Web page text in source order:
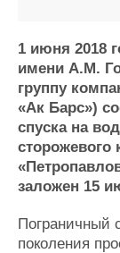
Компании
Репутация
Работа
Крюинг
Журнал
Реклама
Конференции
Выставки и
1 июня 2018
имени А.М.
группу
«Ак Барс»)
спуска на
сторожевого
заложен 15
Пограничный
поколения